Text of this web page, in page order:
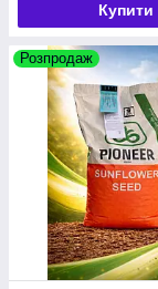
Купити
Розпродаж